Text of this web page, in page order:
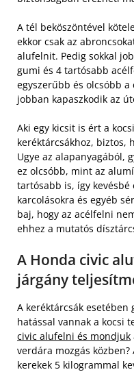
A tél beköszöntével
ekkor csak az
alufelnit. Pedig sokkal
gumi és 4 tartósabb
egyszerűbb és olcsóbb
jobban kapaszkodik az
Aki egy kicsit is ért a
keréktárcsákhoz, biztos,
Ugye az alapanyagából,
ez olcsóbb, mint az
tartósabb is, így kevésbé
karcolásokra és egyéb
baj, hogy az acélfelni
ehhez a mutatós
A Honda civic
járgány
A keréktárcsák esetében
hatással vannak a kocsi
civic alufelni és mondjuk
verdára mozgás
kerekek 5 kilogrammal